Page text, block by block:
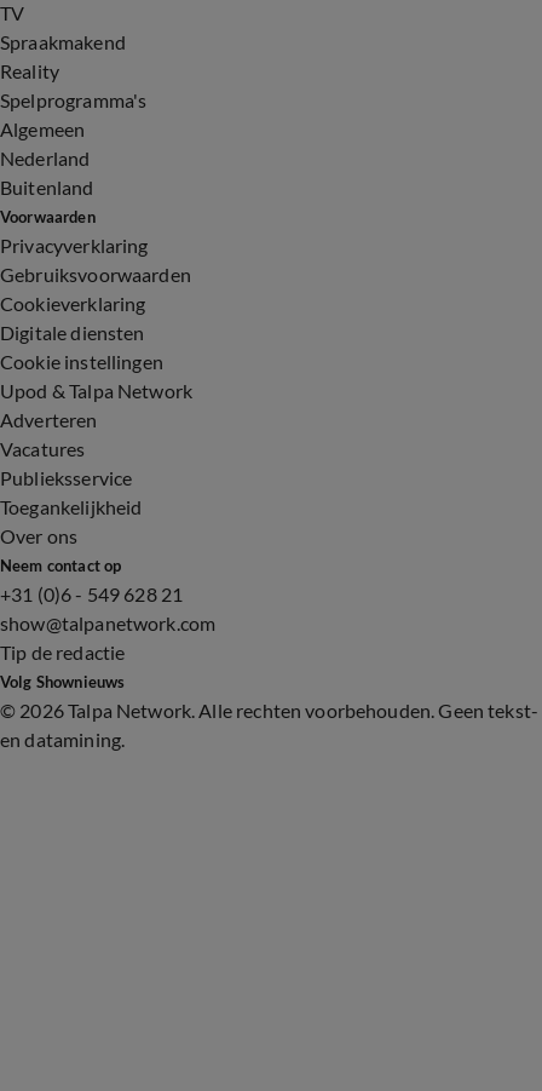
TV
Spraakmakend
Reality
Spelprogramma's
Algemeen
Nederland
Buitenland
Voorwaarden
Privacyverklaring
Gebruiksvoorwaarden
Cookieverklaring
Digitale diensten
Cookie instellingen
Upod & Talpa Network
Adverteren
Vacatures
Publieksservice
Toegankelijkheid
Over ons
Neem contact op
+31 (0)6 - 549 628 21
show@talpanetwork.com
Tip de redactie
Volg Shownieuws
© 2026 Talpa Network. Alle rechten voorbehouden. Geen tekst-
en datamining.